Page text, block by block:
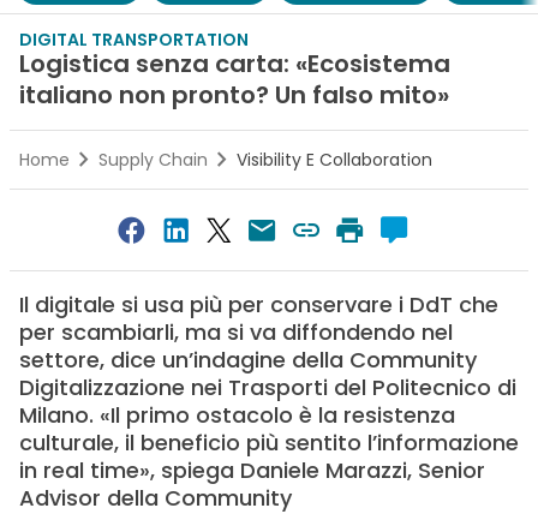
DIGITAL TRANSPORTATION
Logistica senza carta: «Ecosistema
italiano non pronto? Un falso mito»
Home Supply Chain Visibility E Collaboration
Il digitale si usa più per conservare i DdT che
per scambiarli, ma si va diffondendo nel
settore, dice un’indagine della Community
Digitalizzazione nei Trasporti del Politecnico di
Milano. «Il primo ostacolo è la resistenza
culturale, il beneficio più sentito l’informazione
in real time», spiega Daniele Marazzi, Senior
Advisor della Community